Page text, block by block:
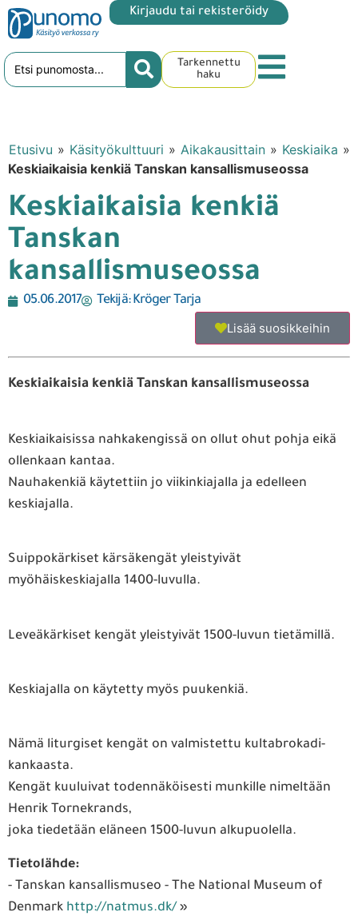
Kirjaudu tai rekisteröidy
Tarkennettu
haku
Etusivu » Käsityökulttuuri » Aikakausittain » Keskiaika »
Keskiaikaisia kenkiä Tanskan kansallismuseossa
Keskiaikaisia kenkiä
Tanskan
kansallismuseossa
05.06.2017 Tekijä:Kröger Tarja
Lisää suosikkeihin
Keskiaikaisia kenkiä Tanskan kansallismuseossa
Keskiaikaisissa nahkakengissä on ollut ohut pohja eikä
ollenkaan kantaa.
Nauhakenkiä käytettiin jo viikinkiajalla ja edelleen
keskiajalla.
Suippokärkiset kärsäkengät yleistyivät
myöhäiskeskiajalla 1400-luvulla.
Leveäkärkiset kengät yleistyivät 1500-luvun tietämillä.
Keskiajalla on käytetty myös puukenkiä.
Nämä liturgiset kengät on valmistettu kultabrokadi-
kankaasta.
Kengät kuuluivat todennäköisesti munkille nimeltään
Henrik Tornekrands,
joka tiedetään eläneen 1500-luvun alkupuolella.
Tietolähde:
- Tanskan kansallismuseo - The National Museum of
Denmark http://natmus.dk/ »